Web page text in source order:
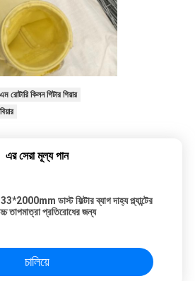
রোটারি কিলন গিটার গিয়ার
এর সেরা মূল্য পান
ডাস্ট ফিল্টার ব্যাগ দাহ্য প্ল্যান্টের
তাপমাত্রা প্রতিরোধের জন্য
চালিয়ে